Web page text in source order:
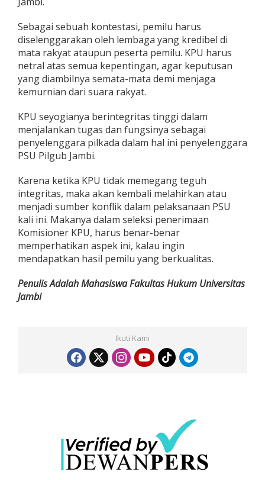
Sebagai sebuah kontestasi, pemilu harus
diselenggarakan oleh lembaga yang kredibel di
mata rakyat ataupun peserta pemilu. KPU harus
netral atas semua kepentingan, agar keputusan
yang diambilnya semata-mata demi menjaga
kemurnian dari suara rakyat.
KPU seyogianya berintegritas tinggi dalam
menjalankan tugas dan fungsinya sebagai
penyelenggara pilkada dalam hal ini penyelenggara
PSU Pilgub Jambi.
Karena ketika KPU tidak memegang teguh
integritas, maka akan kembali melahirkan atau
menjadi sumber konflik dalam pelaksanaan PSU
kali ini. Makanya dalam seleksi penerimaan
Komisioner KPU, harus benar-benar
memperhatikan aspek ini, kalau ingin
mendapatkan hasil pemilu yang berkualitas.
Penulis Adalah Mahasiswa Fakultas Hukum Universitas
Jambi
Ikuti Kami